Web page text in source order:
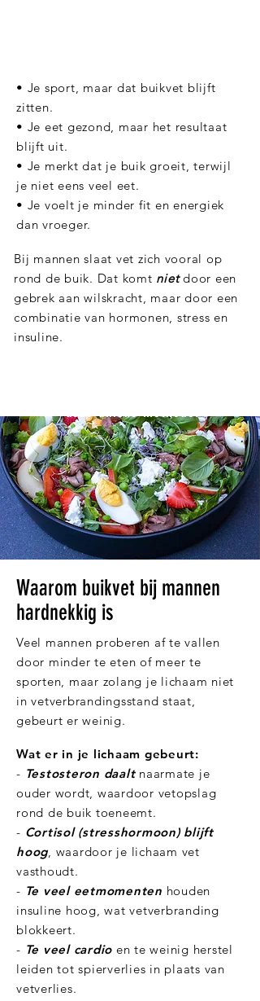
• Je sport, maar dat buikvet blijft
zitten.
• Je eet gezond, maar het resultaat
blijft uit.
• Je merkt dat je buik groeit, terwijl
je niet eens veel eet.
• Je voelt je minder fit en energiek
dan vroeger.
Bij mannen slaat vet zich vooral op
rond de buik. Dat komt nietdoor een
gebrek aan wilskracht, maar door een
combinatie van hormonen, stress en
insuline.
deze unieke methode!
Waarom buikvet bij mannen
hardnekkig is
Veel mannen proberen af te vallen
door minder te eten of meer te
sporten, maar zolang je lichaam niet
in vetverbrandingsstand staat,
gebeurt er weinig.
Wat er in je lichaam gebeurt:
- Testosteron daaltnaarmate je
ouder wordt, waardoor vetopslag
rond de buik toeneemt.
- Cortisol (stresshormoon) blijft
hoog, waardoor je lichaam vet
vasthoudt.
- Te veel eetmomenten houden
insuline hoog, wat vetverbranding
blokkeert.
- Te veel cardio en te weinig herstel
leiden tot spierverlies in plaats van
vetverlies.